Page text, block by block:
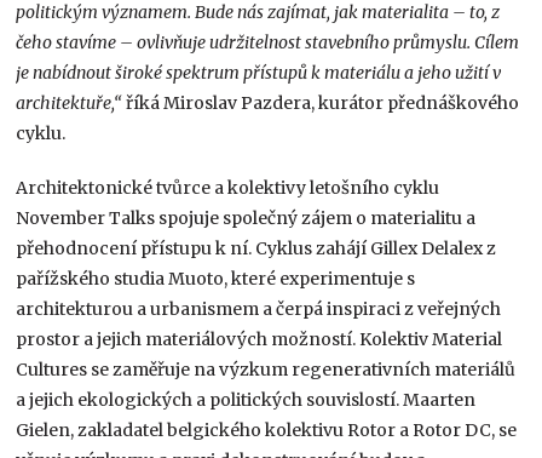
politickým významem. Bude nás zajímat, jak materialita – to, z
čeho stavíme – ovlivňuje udržitelnost stavebního průmyslu. Cílem
je nabídnout široké spektrum přístupů k materiálu a jeho užití v
architektuře,“říká Miroslav Pazdera, kurátor přednáškového
cyklu.
Architektonické tvůrce a kolektivy letošního cyklu
November Talks spojuje společný zájem o materialitu a
přehodnocení přístupu k ní. Cyklus zahájí Gillex Delalex z
pařížského studia Muoto, které experimentuje s
architekturou a urbanismem a čerpá inspiraci z veřejných
prostor a jejich materiálových možností. Kolektiv Material
Cultures se zaměřuje na výzkum regenerativních materiálů
a jejich ekologických a politických souvislostí. Maarten
Gielen, zakladatel belgického kolektivu Rotor a Rotor DC, se